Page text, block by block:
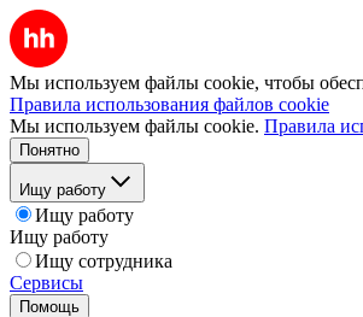
Мы используем файлы cookie, чтобы
Правила использования файлов cookie
Мы используем файлы cookie. Правила
Понятно
Ищу работу
Ищу работу
Ищу работу
Ищу сотрудника
Сервисы
Помощь